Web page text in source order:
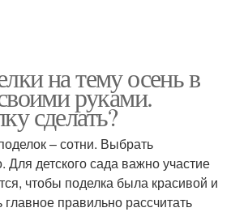
на тему осень в
руками.
сделать?
– сотни. Выбрать
Для детского сада важно участие
чтобы поделка была красивой и
правильно рассчитать